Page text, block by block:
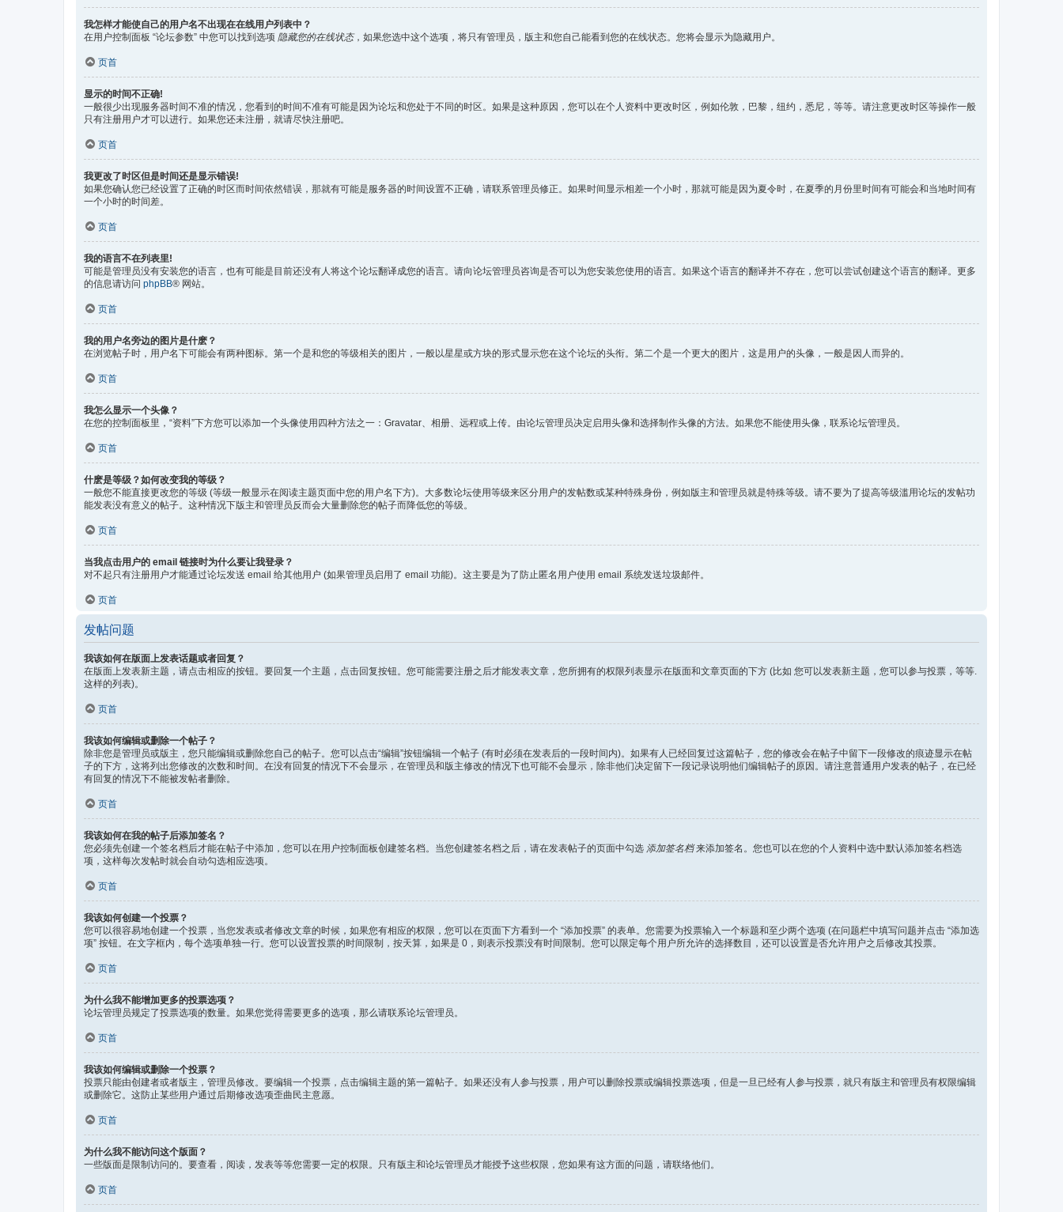
我怎样才能使自己的用户名不出现在在线用户列表中？
在用户控制面板 “论坛参数” 中您可以找到选项 隐藏您的在线状态，如果您选中这个选项，将只有管理员，版主和您自己能看到您的在线状态。您将会显示为隐藏用户。
页首
显示的时间不正确!
一般很少出现服务器时间不准的情况，您看到的时间不准有可能是因为论坛和您处于不同的时区。如果是这种原因，您可以在个人资料中更改时区，例如伦敦，巴黎，纽约，悉尼，等等。请注意更改时区等操作一般
只有注册用户才可以进行。如果您还未注册，就请尽快注册吧。
页首
我更改了时区但是时间还是显示错误!
如果您确认您已经设置了正确的时区而时间依然错误，那就有可能是服务器的时间设置不正确，请联系管理员修正。如果时间显示相差一个小时，那就可能是因为夏令时，在夏季的月份里时间有可能会和当地时间有
一个小时的时间差。
页首
我的语言不在列表里!
可能是管理员没有安装您的语言，也有可能是目前还没有人将这个论坛翻译成您的语言。请向论坛管理员咨询是否可以为您安装您使用的语言。如果这个语言的翻译并不存在，您可以尝试创建这个语言的翻译。更多
的信息请访问 phpBB® 网站。
页首
我的用户名旁边的图片是什麽？
在浏览帖子时，用户名下可能会有两种图标。第一个是和您的等级相关的图片，一般以星星或方块的形式显示您在这个论坛的头衔。第二个是一个更大的图片，这是用户的头像，一般是因人而异的。
页首
我怎么显示一个头像？
在您的控制面板里，“资料”下方您可以添加一个头像使用四种方法之一：Gravatar、相册、远程或上传。由论坛管理员决定启用头像和选择制作头像的方法。如果您不能使用头像，联系论坛管理员。
页首
什麽是等级？如何改变我的等级？
一般您不能直接更改您的等级 (等级一般显示在阅读主题页面中您的用户名下方)。大多数论坛使用等级来区分用户的发帖数或某种特殊身份，例如版主和管理员就是特殊等级。请不要为了提高等级滥用论坛的发帖功
能发表没有意义的帖子。这种情况下版主和管理员反而会大量删除您的帖子而降低您的等级。
页首
当我点击用户的 email 链接时为什么要让我登录？
对不起只有注册用户才能通过论坛发送 email 给其他用户 (如果管理员启用了 email 功能)。这主要是为了防止匿名用户使用 email 系统发送垃圾邮件。
页首
发帖问题
我该如何在版面上发表话题或者回复？
在版面上发表新主题，请点击相应的按钮。要回复一个主题，点击回复按钮。您可能需要注册之后才能发表文章，您所拥有的权限列表显示在版面和文章页面的下方 (比如 您可以发表新主题，您可以参与投票，等等.
这样的列表)。
页首
我该如何编辑或删除一个帖子？
除非您是管理员或版主，您只能编辑或删除您自己的帖子。您可以点击“编辑”按钮编辑一个帖子 (有时必须在发表后的一段时间内)。如果有人已经回复过这篇帖子，您的修改会在帖子中留下一段修改的痕迹显示在帖
子的下方，这将列出您修改的次数和时间。在没有回复的情况下不会显示，在管理员和版主修改的情况下也可能不会显示，除非他们决定留下一段记录说明他们编辑帖子的原因。请注意普通用户发表的帖子，在已经
有回复的情况下不能被发帖者删除。
页首
我该如何在我的帖子后添加签名？
您必须先创建一个签名档后才能在帖子中添加，您可以在用户控制面板创建签名档。当您创建签名档之后，请在发表帖子的页面中勾选 添加签名档来添加签名。您也可以在您的个人资料中选中默认添加签名档选
项，这样每次发帖时就会自动勾选相应选项。
页首
我该如何创建一个投票？
您可以很容易地创建一个投票，当您发表或者修改文章的时候，如果您有相应的权限，您可以在页面下方看到一个 “添加投票” 的表单。您需要为投票输入一个标题和至少两个选项 (在问题栏中填写问题并点击 “添加选
项” 按钮。在文字框内，每个选项单独一行。您可以设置投票的时间限制，按天算，如果是 0，则表示投票没有时间限制。您可以限定每个用户所允许的选择数目，还可以设置是否允许用户之后修改其投票。
页首
为什么我不能增加更多的投票选项？
论坛管理员规定了投票选项的数量。如果您觉得需要更多的选项，那么请联系论坛管理员。
页首
我该如何编辑或删除一个投票？
投票只能由创建者或者版主，管理员修改。要编辑一个投票，点击编辑主题的第一篇帖子。如果还没有人参与投票，用户可以删除投票或编辑投票选项，但是一旦已经有人参与投票，就只有版主和管理员有权限编辑
或删除它。这防止某些用户通过后期修改选项歪曲民主意愿。
页首
为什么我不能访问这个版面？
一些版面是限制访问的。要查看，阅读，发表等等您需要一定的权限。只有版主和论坛管理员才能授予这些权限，您如果有这方面的问题，请联络他们。
页首